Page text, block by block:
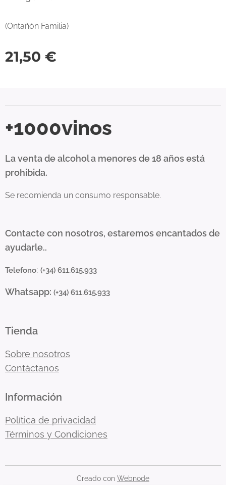
(Ontañón Familia)
21,50 €
+1000vinos
La venta de alcohol a menores de 18 años está
prohibida.
Se recomienda un consumo responsable.
Contacte con nosotros, estaremos encantados de
ayudarle..
Telefono: (+34) 611.615.933
Whatsapp: (+34) 611.615.933
Tienda
Sobre nosotros
Contáctanos
Información
Política de privacidad
Términos y Condiciones
Creado con Webnode